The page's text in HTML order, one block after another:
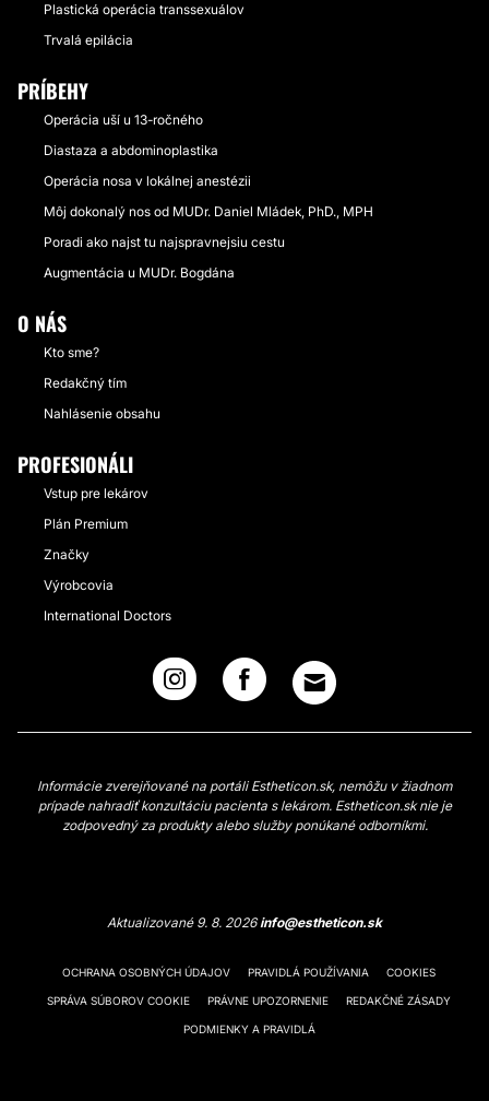
Plastická operácia transsexuálov
Trvalá epilácia
PRÍBEHY
Operácia uší u 13-ročného
Diastaza a abdominoplastika
Operácia nosa v lokálnej anestézii
Môj dokonalý nos od MUDr. Daniel Mládek, PhD., MPH
Poradi ako najst tu najspravnejsiu cestu
Augmentácia u MUDr. Bogdána
O NÁS
Kto sme?
Redakčný tím
Nahlásenie obsahu
PROFESIONÁLI
Vstup pre lekárov
Plán Premium
Značky
Výrobcovia
International Doctors
Informácie zverejňované na portáli Estheticon.sk, nemôžu v žiadnom
prípade nahradiť konzultáciu pacienta s lekárom. Estheticon.sk nie je
zodpovedný za produkty alebo služby ponúkané odborníkmi.
Aktualizované 9. 8. 2026info@estheticon.sk
OCHRANA OSOBNÝCH ÚDAJOV PRAVIDLÁ POUŽÍVANIA COOKIES
SPRÁVA SÚBOROV COOKIE PRÁVNE UPOZORNENIE REDAKČNÉ ZÁSADY
PODMIENKY A PRAVIDLÁ